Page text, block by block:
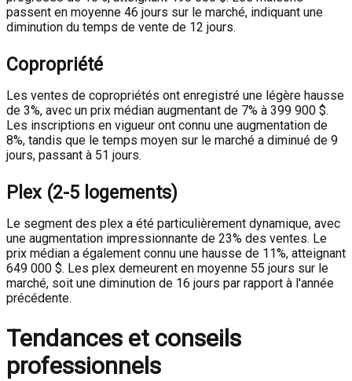
passent en moyenne 46 jours sur le marché, indiquant une
diminution du temps de vente de 12 jours.
Copropriété
Les ventes de copropriétés ont enregistré une légère hausse
de 3%, avec un prix médian augmentant de 7% à 399 900 $.
Les inscriptions en vigueur ont connu une augmentation de
8%, tandis que le temps moyen sur le marché a diminué de 9
jours, passant à 51 jours.
Plex (2-5 logements)
Le segment des plex a été particulièrement dynamique, avec
une augmentation impressionnante de 23% des ventes. Le
prix médian a également connu une hausse de 11%, atteignant
649 000 $. Les plex demeurent en moyenne 55 jours sur le
marché, soit une diminution de 16 jours par rapport à l'année
précédente.
Tendances et conseils
professionnels